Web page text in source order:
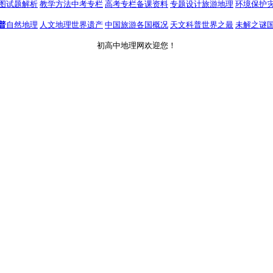
试题解析 教学方法中考专栏 高考专栏备课资料 专题设计旅游地理 环境保护
自然地理 人文地理世界遗产 中国旅游各国概况 天文科普世界之最 未解之谜
初高中地理网欢迎您！